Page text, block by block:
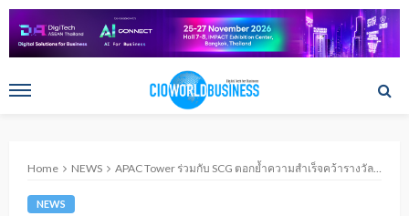
Home NEWS APAC Tower ร่วมกับ SCG ตอกย้ำความสำเร็จคว้ารางวัล fitwel Best in Building Health 2025
NEWS